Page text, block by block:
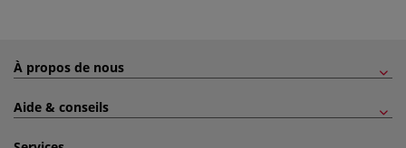
À propos de nous
Aide & conseils